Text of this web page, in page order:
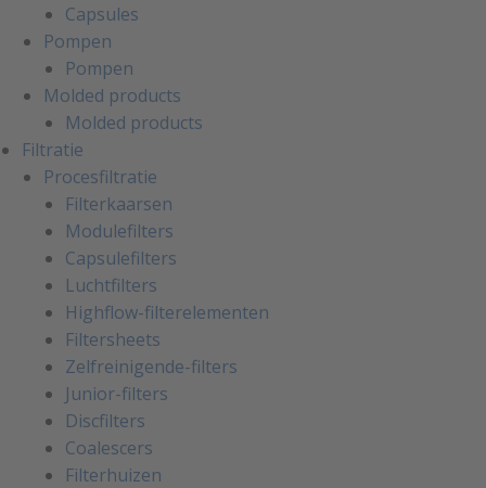
Capsules
Pompen
Pompen
Molded products
Molded products
Filtratie
Procesfiltratie
Filterkaarsen
Modulefilters
Capsulefilters
Luchtfilters
Highflow-filterelementen
Filtersheets
Zelfreinigende-filters
Junior-filters
Discfilters
Coalescers
Filterhuizen